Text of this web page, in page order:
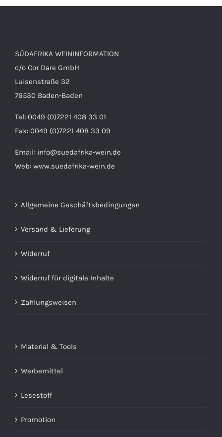
SÜDAFRIKA WEININFORMATION
c/o Cor Dare GmbH
Luisenstraße 32
76530 Baden-Baden
Tel: 0049 (0)7221 408 33 01
Fax: 0049 (0)7221 408 33 09
Email: info@suedafrika-wein.de
Web: www.suedafrika-wein.de
Allgemeine Geschäftsbedingungen
Versand & Lieferung
Widerruf
Widerruf für digitale Inhalte
Zahlungsweisen
Material & Tools
Werbemittel
Lesestoff
Promotion